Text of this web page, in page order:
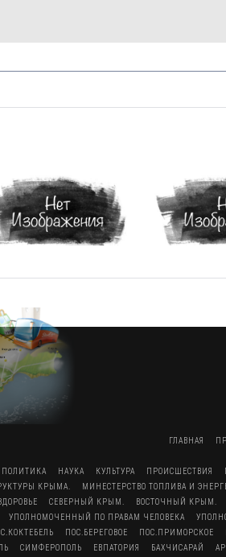
ГЛАВНАЯ
ПОЛИТИКА НАУКА КУЛЬТУРА ПРОИСШЕСТВИЯ
КРЫМА. МИНЕСТЕРСТВО ТОПЛИВА И
СЕВЕРНЫЙ КРЫМ. ВОСТОЧНЫЙ КРЫМ.
УПОЛНОМОЧЕННЫЙ ПО ПРАВАМ ЧЕЛОВЕКА
ПОС.БЕРЕГОВОЕ ПОС.ПРИМОРСКОЕ
СИМФЕРОПОЛЬ ЕВПАТОРИЯ БАХЧИСАРАЙ